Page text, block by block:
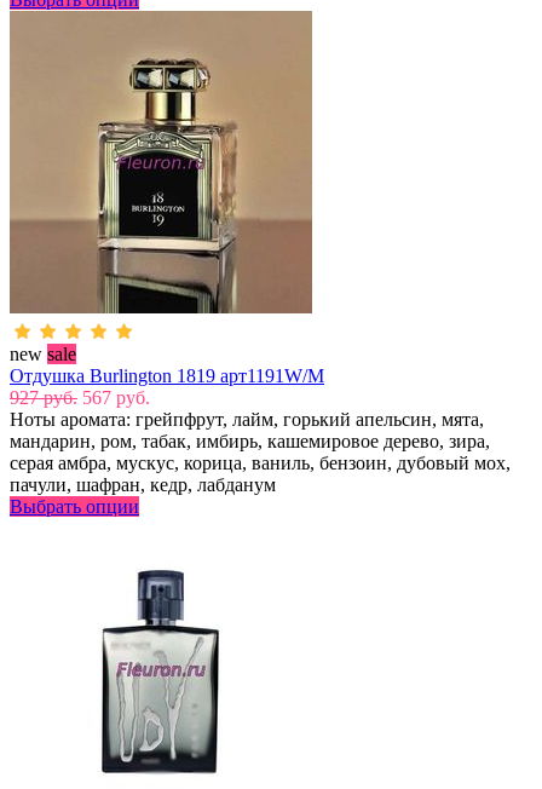
new sale
Отдушка Burlington 1819 арт1191W/M
927 руб. 567 руб.
Ноты аромата: грейпфрут, лайм, горький апельсин, мята,
мандарин, ром, табак, имбирь, кашемировое дерево, зира,
серая амбра, мускус, корица, ваниль, бензоин, дубовый мох,
пачули, шафран, кедр, лабданум
Выбрать опции